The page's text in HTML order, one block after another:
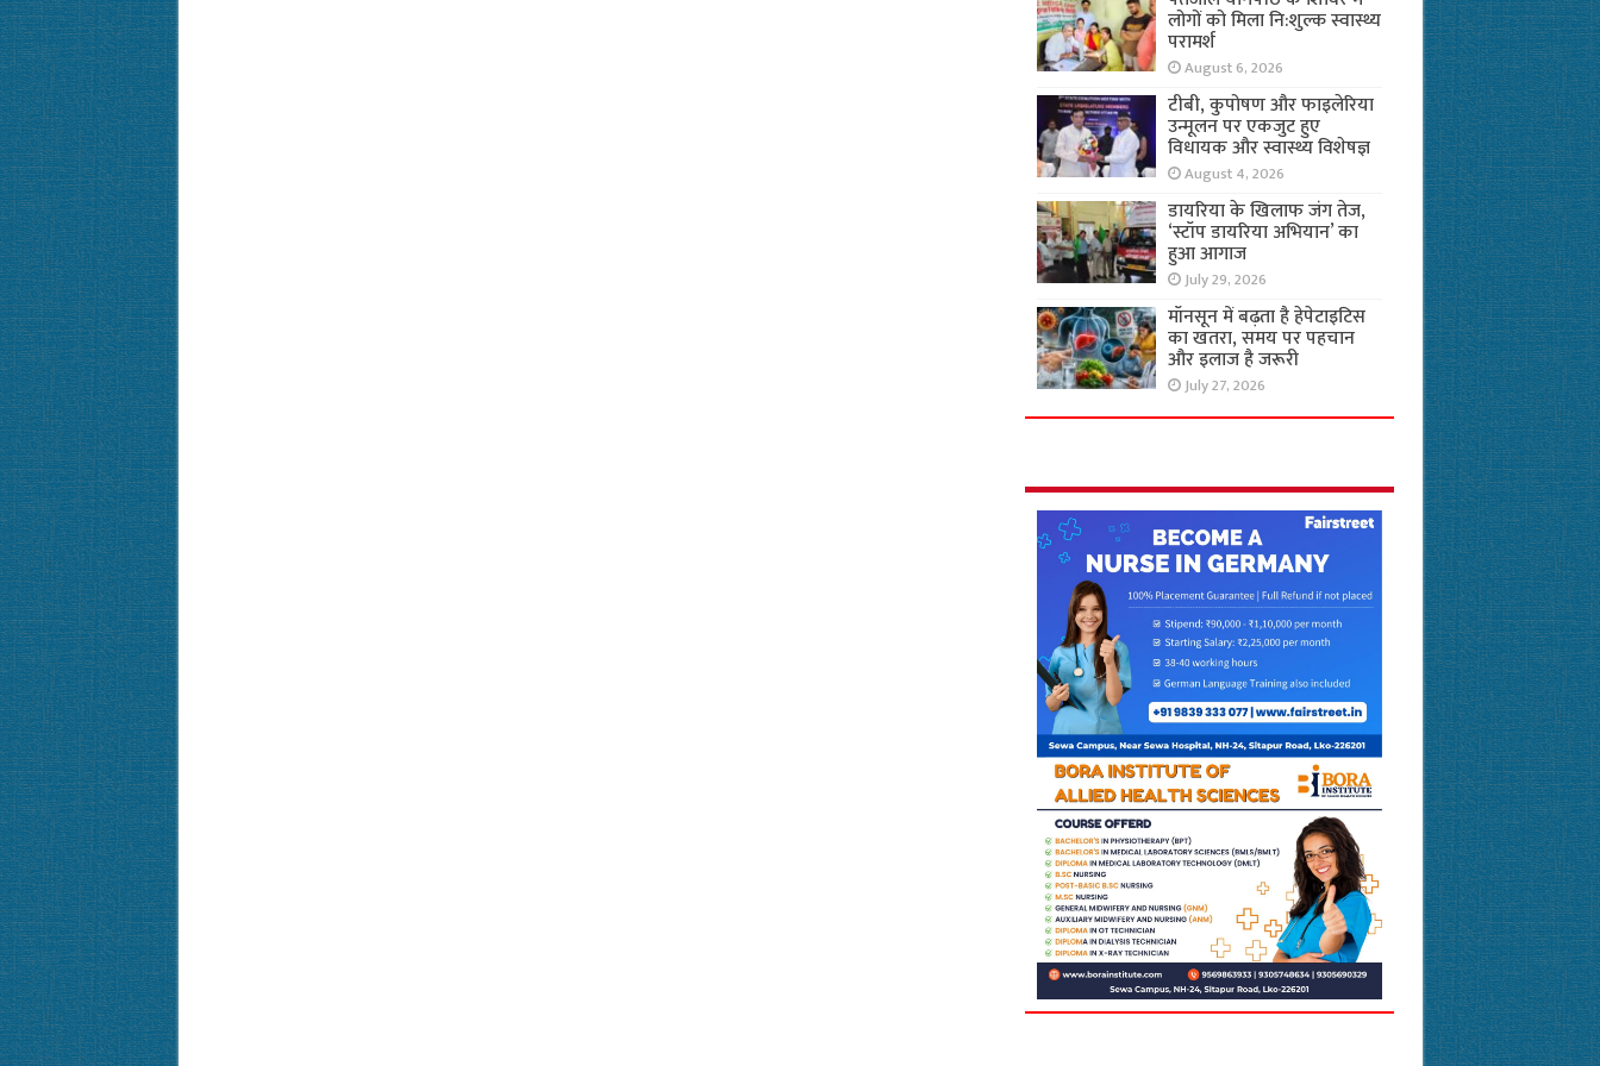
लोगों को मिला नि:शुल्क स्वास्थ्य
परामर्श
August 6, 2026
टीबी, कुपोषण और फाइलेरिया
उन्मूलन पर एकजुट हुए
विधायक और स्वास्थ्य विशेषज्ञ
August 4, 2026
डायरिया के खिलाफ जंग तेज,
‘स्टॉप डायरिया अभियान’ का
हुआ आगाज
July 29, 2026
मॉनसून में बढ़ता है हेपेटाइटिस
का खतरा, समय पर पहचान
और इलाज है जरूरी
July 27, 2026